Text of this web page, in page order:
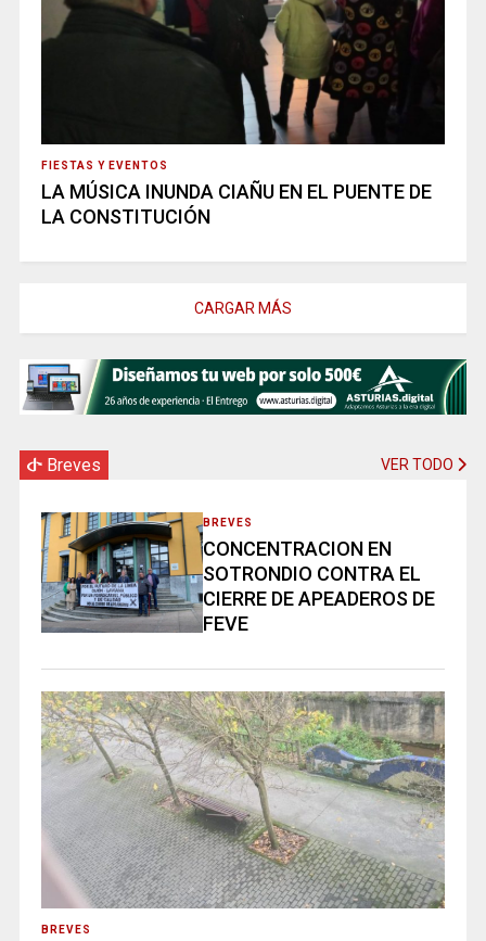
FIESTAS Y EVENTOS
LA MÚSICA INUNDA CIAÑU EN EL PUENTE DE
LA CONSTITUCIÓN
CARGAR MÁS
Breves VER TODO
BREVES
CONCENTRACION EN
SOTRONDIO CONTRA EL
CIERRE DE APEADEROS DE
FEVE
BREVES